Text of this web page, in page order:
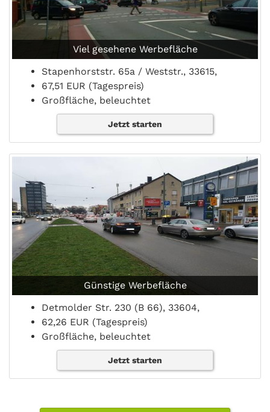
Viel gesehene Werbefläche
Stapenhorststr. 65a / Weststr., 33615,
67,51 EUR (Tagespreis)
Großfläche, beleuchtet
Jetzt starten
Günstige Werbefläche
Detmolder Str. 230 (B 66), 33604,
62,26 EUR (Tagespreis)
Großfläche, beleuchtet
Jetzt starten